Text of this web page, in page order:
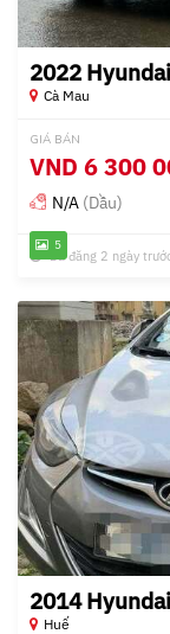
5
2022
Cà Mau
GIÁ BÁN
VND 6 300
N/A (Dầu)
Đã đăng 2 ngày
2014
Huế